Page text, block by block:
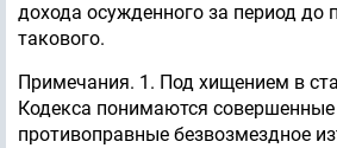
дохода осужденного за период до
такового.
Примечания. 1. Под хищением в
Кодекса понимаются
противоправные безвозмездное